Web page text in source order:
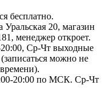
бесплатно.
20, магазин
менеджер откроет.
Ср-Чт выходные
можно не
20:00 по МСК. Ср-Чт